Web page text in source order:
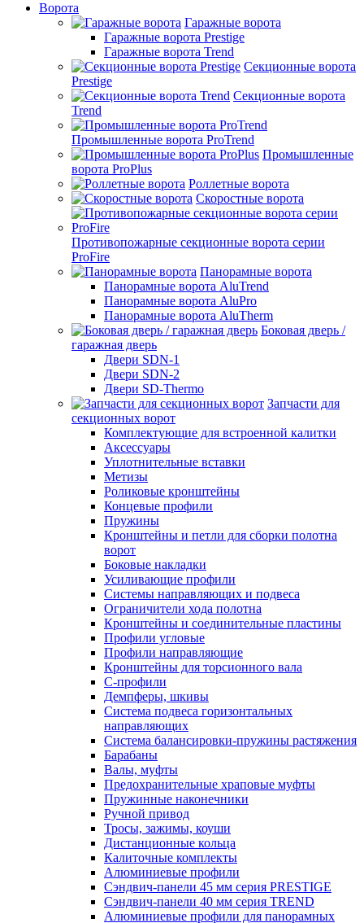
Ворота
Гаражные ворота
Гаражные ворота Prestige
Гаражные ворота Trend
Секционные ворота
Prestige
Секционные ворота
Trend
Промышленные ворота ProTrend
Промышленные
ворота ProPlus
Роллетные ворота
Скоростные ворота
Противопожарные секционные ворота серии
ProFire
Панорамные ворота
Панорамные ворота AluTrend
Панорамные ворота AluPro
Панорамные ворота AluTherm
Боковая дверь /
гаражная дверь
Двери SDN-1
Двери SDN-2
Двери SD-Thermo
Запчасти для
секционных ворот
Комплектующие для встроенной калитки
Аксессуары
Уплотнительные вставки
Метизы
Роликовые кронштейны
Концевые профили
Пружины
Кронштейны и петли для сборки полотна
ворот
Боковые накладки
Усиливающие профили
Системы направляющих и подвеса
Ограничители хода полотна
Кронштейны и соединительные пластины
Профили угловые
Профили направляющие
Кронштейны для торсионного вала
С-профили
Демпферы, шкивы
Система подвеса горизонтальных
направляющих
Система балансировки-пружины растяжения
Барабаны
Валы, муфты
Предохранительные храповые муфты
Пружинные наконечники
Ручной привод
Тросы, зажимы, коуши
Дистанционные кольца
Калиточные комплекты
Алюминиевые профили
Сэндвич-панели 45 мм серия PRESTIGE
Сэндвич-панели 40 мм серия TREND
Алюминиевые профили для панорамных